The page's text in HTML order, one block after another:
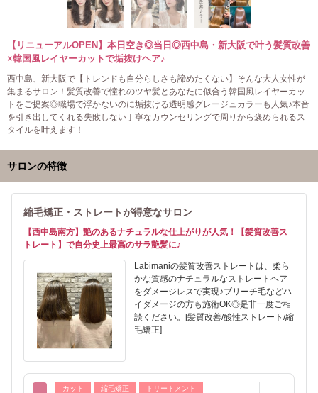
【リニューアルOPEN】本日空き◎当日◎西中島・新大阪で叶う髪質改善
×韓国風レイヤーカットで垢抜けヘア♪
西中島、新大阪で【トレンドも自分らしさも諦めたくない】そんな大人女性が
集まるサロン！髪質改善で憧れのツヤ髪とあなたに似合う韓国風レイヤーカッ
トをご提案◎職場で浮かないのに垢抜ける透明感グレージュカラーも人気♪本音
を引き出してくれる失敗しない丁寧なカウンセリングで周りから褒められるス
タイルを叶えます！
サロンの特徴
縮毛矯正・ストレートが得意なサロン
【西中島南方】艶のあるナチュラルな仕上がりが人気！【髪質改善ス
トレート】で自分史上最高のサラ艶髪に♪
Labimaniの髪質改善ストレートは、柔ら
かな質感のナチュラルなストレートヘア
をダメージレスで実現♪ブリーチ毛などハ
イダメージの方も施術OK◎是非一度ご相
談ください。[髪質改善/酸性ストレート/縮
毛矯正]
カット 縮毛矯正 トリートメント